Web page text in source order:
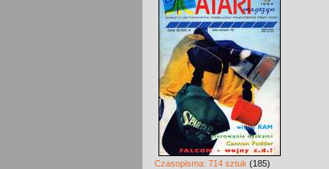
Czasopisma: 714 sztuk (185)